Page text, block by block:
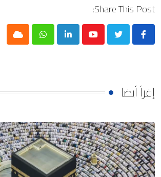
Share This Post:
Youtube
LinkedIn
Whatsapp
Cloud
إقرأ أيضا